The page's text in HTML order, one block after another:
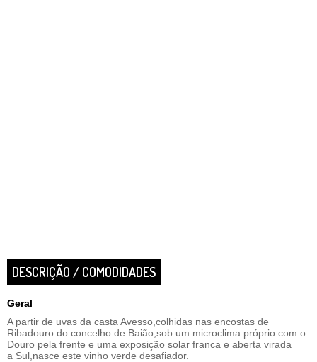
DESCRIÇÃO / COMODIDADES
Geral
A partir de uvas da casta Avesso,colhidas nas encostas de
Ribadouro do concelho de Baião,sob um microclima próprio com o
Douro pela frente e uma exposição solar franca e aberta virada
a Sul,nasce este vinho verde desafiador.